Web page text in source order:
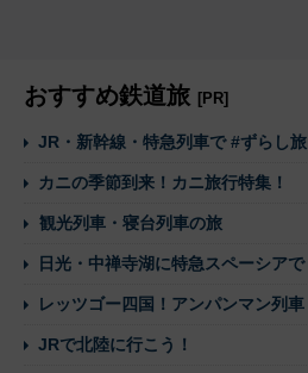
おすすめ鉄道旅 [PR]
JR・新幹線・特急列車で #ずらし旅
カニの季節到来！カニ旅行特集！
観光列車・寝台列車の旅
日光・中禅寺湖に特急スペーシアで
レッツゴー四国！アンパンマン列車
JRで北陸に行こう！